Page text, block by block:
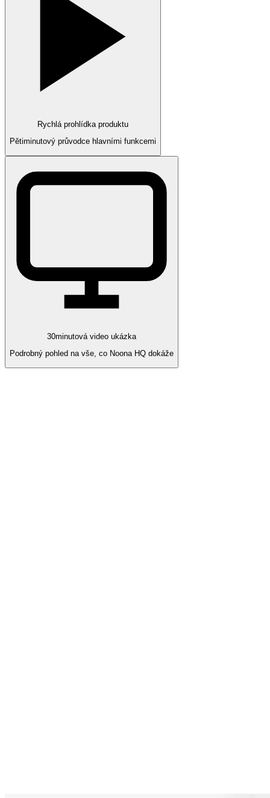
Rychlá prohlídka produktu
Pětiminutový průvodce hlavními funkcemi
30minutová video ukázka
Podrobný pohled na vše, co Noona HQ dokáže